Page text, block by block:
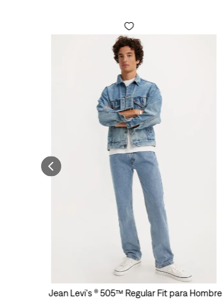
Jean Levi's ® 505™ Regular Fit para Hombre